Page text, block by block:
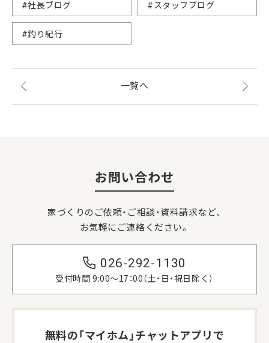
#社長ブログ #スタッフブログ
#釣り紀行
一覧へ
お問い合わせ
家づくりのご依頼・ご相談・資料請求など、
お気軽にご連絡ください。
026-292-1130
受付時間 9:00〜17：00（土・日・祝日除く）
無料の「マイホム」チャットアプリで